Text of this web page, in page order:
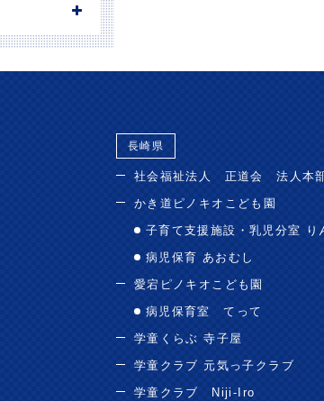
長崎県
社会福祉法人 正道会 法人本
かき道ピノキオこども園
子育て支援施設・乳児分室 り
病児保育 あおむし
愛宕ピノキオこども園
病児保育室 てって
学童くらぶ 寺子屋
学童クラブ 元気っ子クラブ
学童クラブ Niji-Iro